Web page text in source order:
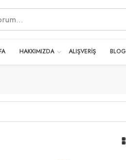
HAKKIMIZDA ALIŞVERİŞ BLOG